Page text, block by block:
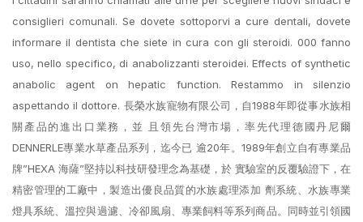
consiglieri comunali. Se dovete sottoporvi a cure dentali, dovete
informare il dentista che siete in cura con gli steroidi. 000 fanno
uso, nello specifico, di anabolizzanti steroidei. Effects of synthetic
anabolic agent on hepatic function. Restammo in silenzio
aspettando il dottore. 長榮水族寵物有限公司，自1988年即從事水族相
關產品的進出口業務，並 且領先台灣市場，率先代理德國丹尼爾
DENNERLE專業水草產品系列，迄今已 逾20年。1989年創立自有專業品
牌”HEXA 海薩”堅持以科技研發理念為基礎，於 實驗室的反覆驗證下，在
精密管理的工廠中，製造出優良品質的水族處理添加 劑系統、水族專業
燈具系統、溫控與過濾、冷卻風扇、專業飼料等系列商品。同時並引領國